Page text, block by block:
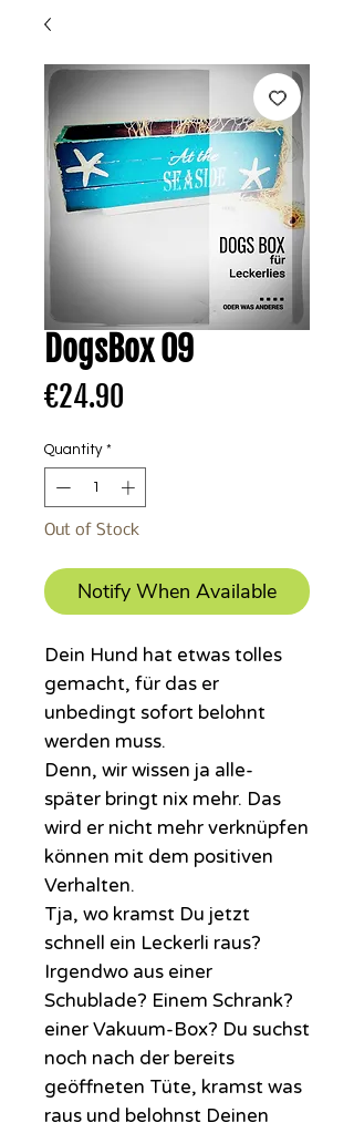
DogsBox 09
€24.90
Quantity *
Out of Stock
Notify When Available
Dein Hund hat etwas tolles
gemacht, für das er
unbedingt sofort belohnt
werden muss.
Denn, wir wissen ja alle-
später bringt nix mehr. Das
wird er nicht mehr verknüpfen
können mit dem positiven
Verhalten.
Tja, wo kramst Du jetzt
schnell ein Leckerli raus?
Irgendwo aus einer
Schublade? Einem Schrank?
einer Vakuum-Box? Du suchst
noch nach der bereits
geöffneten Tüte, kramst was
raus und belohnst Deinen